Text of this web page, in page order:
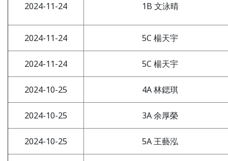
2024-11-24 1B 文泳晴
2024-11-24 5C 楊天宇
2024-11-24 5C 楊天宇
2024-10-25 4A 林鍶琪
2024-10-25 3A 余厚榮
2024-10-25 5A 王藝泓